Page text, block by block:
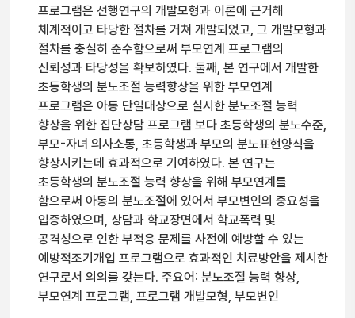
프로그램은 선행연구의 개발모형과 이론에 근거해
체계적이고 타당한 절차를 거쳐 개발되었고, 그 개발모형과
절차를 충실히 준수함으로써 부모연계 프로그램의
신뢰성과 타당성을 확보하였다. 둘째, 본 연구에서 개발한
초등학생의 분노조절 능력향상을 위한 부모연계
프로그램은 아동 단일대상으로 실시한 분노조절 능력
향상을 위한 집단상담 프로그램 보다 초등학생의 분노수준,
부모-자녀 의사소통, 초등학생과 부모의 분노표현양식을
향상시키는데 효과적으로 기여하였다. 본 연구는
초등학생의 분노조절 능력 향상을 위해 부모연계를
함으로써 아동의 분노조절에 있어서 부모변인의 중요성을
입증하였으며, 상담과 학교장면에서 학교폭력 및
공격성으로 인한 부적응 문제를 사전에 예방할 수 있는
예방적조기개입 프로그램으로 효과적인 치료방안을 제시한
연구로서 의의를 갖는다. 주요어: 분노조절 능력 향상,
부모연계 프로그램, 프로그램 개발모형, 부모변인